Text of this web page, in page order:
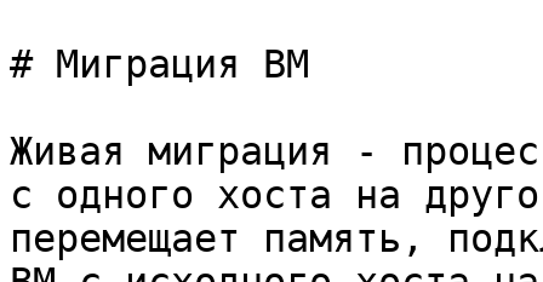
# Миграция ВМ
Живая миграция -
с одного хоста на
перемещает память,